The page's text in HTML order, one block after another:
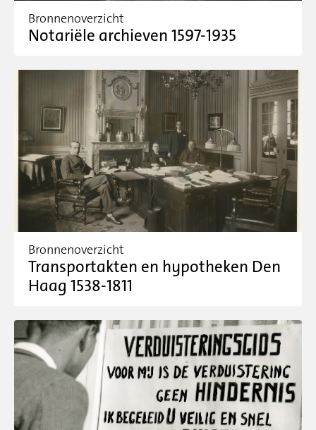
Bronnenoverzicht
Notariële archieven 1597-1935
Bronnenoverzicht
Transportakten en hypotheken Den
Haag 1538-1811